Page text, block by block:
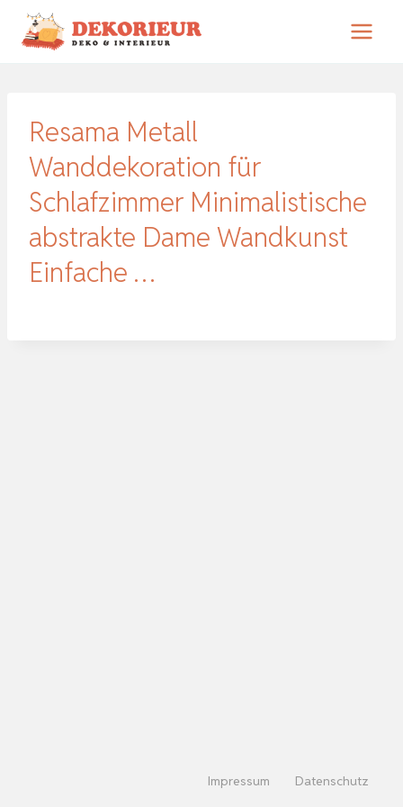
Zum
Inhalt
Resama Metall
Wanddekoration für
Schlafzimmer Minimalistische
abstrakte Dame Wandkunst
Einfache …
Impressum Datenschutz